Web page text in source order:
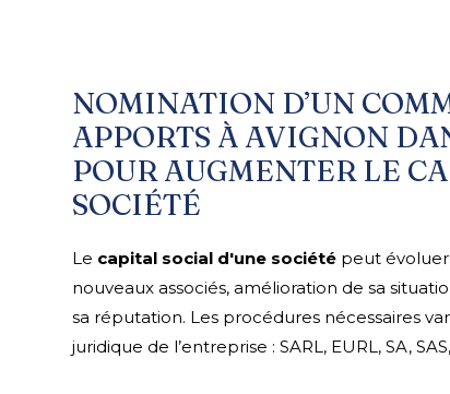
NOMINATION D’UN
APPORTS À AVIGNON
POUR AUGMENTER LE
SOCIÉTÉ
Le capital social d'une sociétépeut évoluer
nouveaux associés, amélioration de sa
sa réputation. Les procédures nécessaires
juridique de l’entreprise : SARL, EURL, SA,